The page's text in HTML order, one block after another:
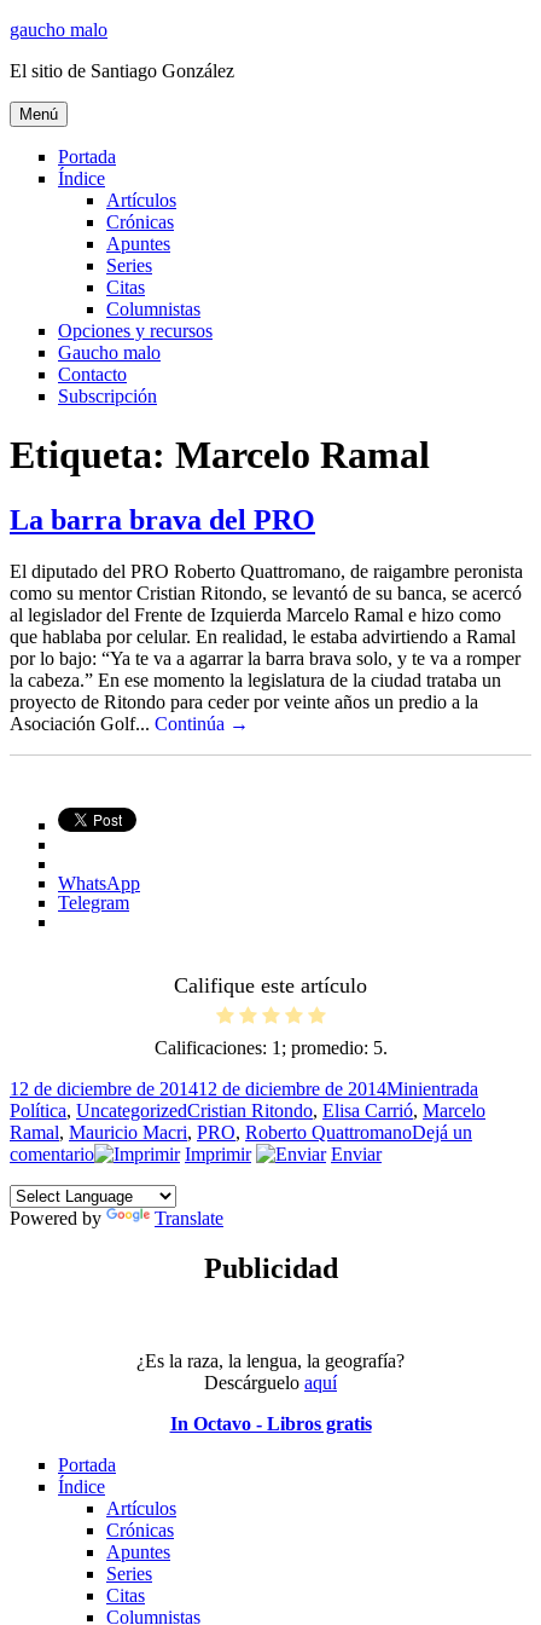
Ir
contenido
gaucho malo
El sitio de Santiago González
Menú
Portada
Índice
Artículos
Crónicas
Apuntes
Series
Citas
Columnistas
Opciones y recursos
Gaucho malo
Contacto
Subscripción
Etiqueta: Marcelo Ramal
La barra brava del PRO
El diputado del PRO Roberto Quattromano, de raigambre peronista
como su mentor Cristian Ritondo, se levantó de su banca, se acercó
al legislador del Frente de Izquierda Marcelo Ramal e hizo como
que hablaba por celular. En realidad, le estaba advirtiendo a Ramal
por lo bajo: “Ya te va a agarrar la barra brava solo, y te va a romper
la cabeza.” En ese momento la legislatura de la ciudad trataba un
proyecto de Ritondo para ceder por veinte años un predio a la
Asociación Golf... Continúa →
WhatsApp
Telegram
Califique este artículo
Calificaciones: 1 ; promedio: 5.
Publicado
el
12 de diciembre de 201412 de diciembre de 2014Formato
Minientrada
Política, UncategorizedEtiquetas
Cristian Ritondo, Elisa Carrió, Marcelo
Ramal, Mauricio Macri, PRO, Roberto QuattromanoDejá un
comentarioen
barra
brava
Imprimir Enviar
Powered by Translate
Publicidad
¿Es la raza, la lengua, la geografía?
Descárguelo aquí
In Octavo - Libros gratis
Portada
Índice
Artículos
Crónicas
Apuntes
Series
Citas
Columnistas